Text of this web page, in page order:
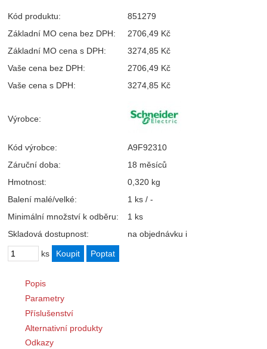
Kód produktu:
851279
Základní MO cena bez DPH:
2706,49 Kč
Základní MO cena s DPH:
3274,85 Kč
Vaše cena bez DPH:
2706,49 Kč
Vaše cena s DPH:
3274,85 Kč
Výrobce:
Kód výrobce:
A9F92310
Záruční doba:
18 měsíců
Hmotnost:
0,320 kg
Balení malé/velké:
1 ks / -
Minimální množství k odběru:
1 ks
Skladová dostupnost:
na objednávku i
ks
Popis
Parametry
Příslušenství
Alternativní produkty
Odkazy